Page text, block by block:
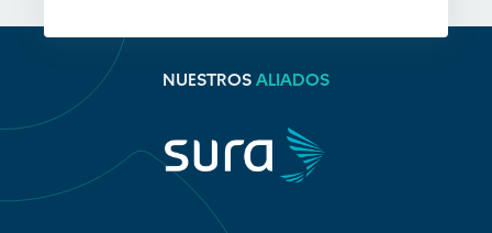
NUESTROS ALIADOS